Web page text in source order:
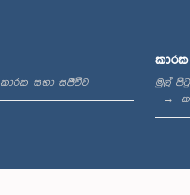
කාරක සභා සජීවීව මුල්